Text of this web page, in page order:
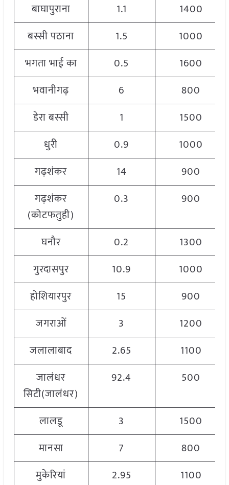
बाघापुराना
1.1
1400
बस्सी पठाना
1.5
1000
भगता भाई का
0.5
1600
भवानीगढ़
6
800
डेरा बस्सी
1
1500
धुरी
0.9
1000
गढ़शंकर
14
900
गढ़शंकर
(कोटफतुही)
0.3 900
घनौर 0.2
1300
गुरदासपुर
10.9
1000
होशियारपुर
15
900
जगराओं
3
1200
जलालाबाद
2.65
1100
जालंधर
सिटी(जालंधर)
92.4 500
लालडू 3
1500
मानसा
7
800
मुकेरियां
2.95
1100